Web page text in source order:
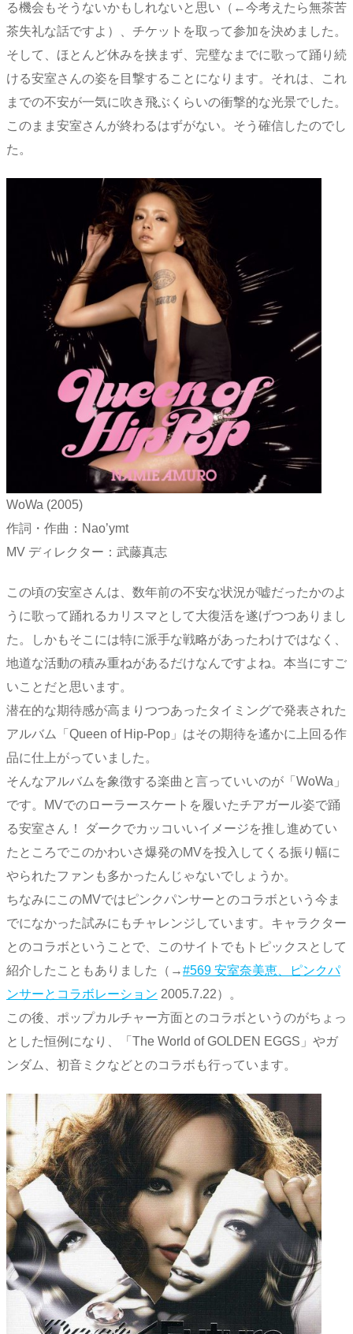
る機会もそうないかもしれないと思い（←今考えたら無茶苦
茶失礼な話ですよ）、チケットを取って参加を決めました。
そして、ほとんど休みを挟まず、完璧なまでに歌って踊り続
ける安室さんの姿を目撃することになります。それは、これ
までの不安が一気に吹き飛ぶくらいの衝撃的な光景でした。
このまま安室さんが終わるはずがない。そう確信したのでし
た。
WoWa (2005)
作詞・作曲：Nao’ymt
MV ディレクター：武藤真志
この頃の安室さんは、数年前の不安な状況が嘘だったかのよ
うに歌って踊れるカリスマとして大復活を遂げつつありまし
た。しかもそこには特に派手な戦略があったわけではなく、
地道な活動の積み重ねがあるだけなんですよね。本当にすご
いことだと思います。
潜在的な期待感が高まりつつあったタイミングで発表された
アルバム「Queen of Hip-Pop」はその期待を遙かに上回る作
品に仕上がっていました。
そんなアルバムを象徴する楽曲と言っていいのが「WoWa」
です。MVでのローラースケートを履いたチアガール姿で踊
る安室さん！ ダークでカッコいいイメージを推し進めてい
たところでこのかわいさ爆発のMVを投入してくる振り幅に
やられたファンも多かったんじゃないでしょうか。
ちなみにこのMVではピンクパンサーとのコラボという今ま
でになかった試みにもチャレンジしています。キャラクター
とのコラボということで、このサイトでもトピックスとして
紹介したこともありました（→#569 安室奈美恵、ピンクパ
ンサーとコラボレーション 2005.7.22）。
この後、ポップカルチャー方面とのコラボというのがちょっ
とした恒例になり、「The World of GOLDEN EGGS」やガ
ンダム、初音ミクなどとのコラボも行っています。